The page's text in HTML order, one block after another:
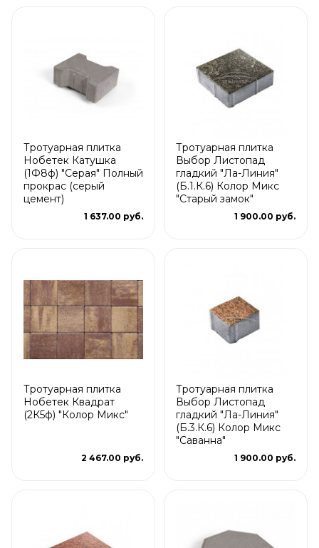
Тротуарная плитка
Нобетек Катушка
(1Ф8ф) "Серая" Полный
прокрас (серый
цемент)
1 637.00 руб.
Тротуарная плитка
Выбор Листопад
гладкий "Ла-Линия"
(Б.1.К.6) Колор Микс
"Старый замок"
1 900.00 руб.
Тротуарная плитка
Нобетек Квадрат
(2К5ф) "Колор Микс"
2 467.00 руб.
Тротуарная плитка
Выбор Листопад
гладкий "Ла-Линия"
(Б.3.К.6) Колор Микс
"Саванна"
1 900.00 руб.